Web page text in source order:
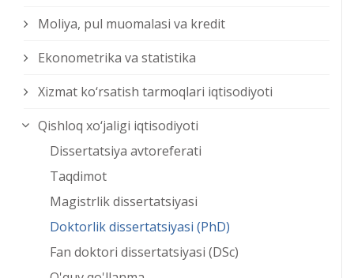
Moliya, pul muomalasi va kredit
Ekonometrika va statistika
Xizmat kо‘rsatish tarmoqlari iqtisodiyoti
Qishloq xо‘jaligi iqtisodiyoti
Dissertatsiya avtoreferati
Taqdimot
Magistrlik dissertatsiyasi
Doktorlik dissertatsiyasi (PhD)
Fan doktori dissertatsiyasi (DSc)